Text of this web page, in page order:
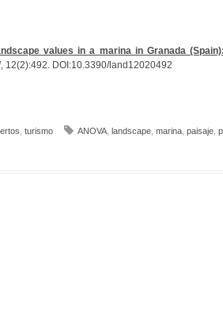
values in a marina in Granada
, 12(2):492. DOI:10.3390/land12020492
turismo ANOVA, landscape, marina, paisaje,